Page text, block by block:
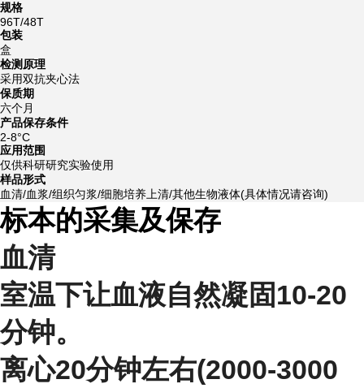
规格
96T/48T
包装
盒
检测原理
采用双抗夹心法
保质期
六个月
产品保存条件
2-8°C
应用范围
仅供科研研究实验使用
样品形式
血清/血浆/组织匀浆/细胞培养上清/其他生物液体(具体情况请咨询)
标本的采集及保存
血清
室温下让血液自然凝固10-20
分钟。
离心20分钟左右(2000-3000